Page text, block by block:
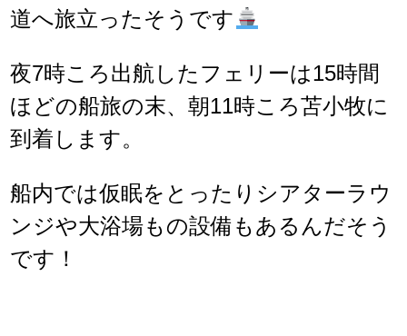
道へ旅立ったそうです
夜7時ころ出航したフェリーは15時間
ほどの船旅の末、朝11時ころ苫小牧に
到着します。
船内では仮眠をとったりシアターラウ
ンジや大浴場もの設備もあるんだそう
です！